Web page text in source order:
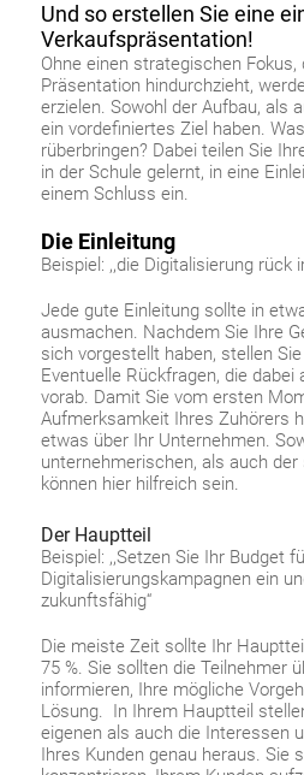
Und so erstellen Sie eine
Verkaufspräsentation!
Ohne einen strategischen
Präsentation hindurchzieht,
erzielen. Sowohl der Aufbau, als
ein vordefiniertes Ziel haben.
rüberbringen? Dabei teilen Sie
in der Schule gelernt, in eine
einem Schluss ein.
Die Einleitung
Beispiel: ,,die Digitalisierung rück
Jede gute Einleitung sollte in
ausmachen. Nachdem Sie Ihre
sich vorgestellt haben, stellen
Eventuelle Rückfragen, die dabei
vorab. Damit Sie vom ersten
Aufmerksamkeit Ihres Zuhörers
etwas über Ihr Unternehmen.
unternehmerischen, als auch
können hier hilfreich sein.
Der Hauptteil
Beispiel: ,,Setzen Sie Ihr Budget
Digitalisierungskampagnen ein
zukunftsfähig“
Die meiste Zeit sollte Ihr
75 %. Sie sollten die Teilnehmer
informieren, Ihre mögliche
Lösung. In Ihrem Hauptteil
eigenen als auch die Interessen
Ihres Kunden genau heraus. Sie